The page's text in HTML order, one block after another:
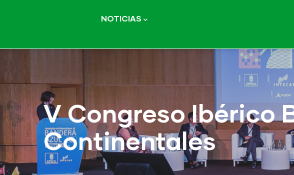
NOTICIAS
V Congreso Ibérico
Continentales